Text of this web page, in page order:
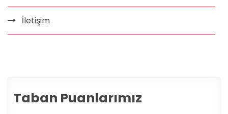
İletişim
Taban Puanlarımız